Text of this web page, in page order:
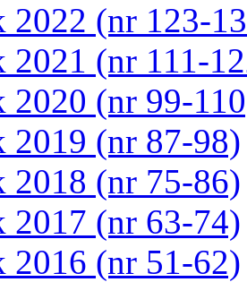
2022 (nr 123-
2021 (nr 111-
2020 (nr 99-
2019 (nr 87-98)
2018 (nr 75-86)
2017 (nr 63-74)
2016 (nr 51-62)